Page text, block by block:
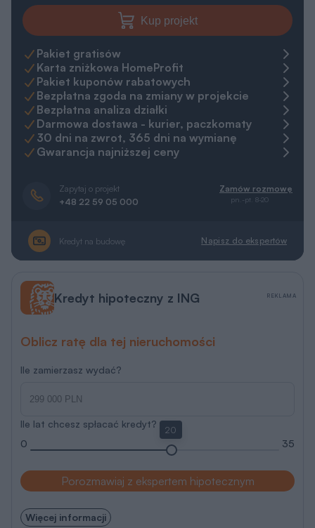
Kup projekt
Pakiet gratisów
Karta zniżkowa HomeProfit
Pakiet kuponów rabatowych
Bezpłatna zgoda na zmiany w projekcie
Bezpłatna analiza działki
Darmowa dostawa - kurier, paczkomaty
30 dni na zwrot, 365 dni na wymianę
Gwarancja najniższej ceny
Zapytaj o projekt
+48 22 59 05 000
Zamów rozmowę
pn.-pt. 8-20
Kredyt na budowę Napisz do ekspertów
Kredyt hipoteczny z ING
Oblicz ratę dla tej nieruchomości
Ile zamierzasz wydać?
Ile lat chcesz spłacać kredyt?
0
20
35
Porozmawiaj z ekspertem hipotecznym
Więcej informacji
REKLAMA